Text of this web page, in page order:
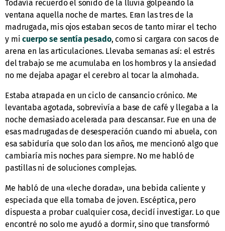
Todavía recuerdo el sonido de la lluvia golpeando la
ventana aquella noche de martes. Eran las tres de la
madrugada, mis ojos estaban secos de tanto mirar el techo
y micuerpo se sentía pesado, como si cargara con sacos de
arena en las articulaciones. Llevaba semanas así: el estrés
del trabajo se me acumulaba en los hombros y la ansiedad
no me dejaba apagar el cerebro al tocar la almohada.
Estaba atrapada en un ciclo de cansancio crónico. Me
levantaba agotada, sobrevivía a base de café y llegaba a la
noche demasiado acelerada para descansar. Fue en una de
esas madrugadas de desesperación cuando mi abuela, con
esa sabiduría que solo dan los años, me mencionó algo que
cambiaría mis noches para siempre. No me habló de
pastillas ni de soluciones complejas.
Me habló de una «leche dorada», una bebida caliente y
especiada que ella tomaba de joven. Escéptica, pero
dispuesta a probar cualquier cosa, decidí investigar. Lo que
encontré no solo me ayudó a dormir, sino que transformó